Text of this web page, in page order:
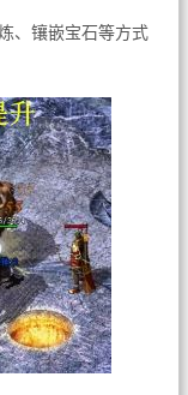
、镶嵌宝石等方式